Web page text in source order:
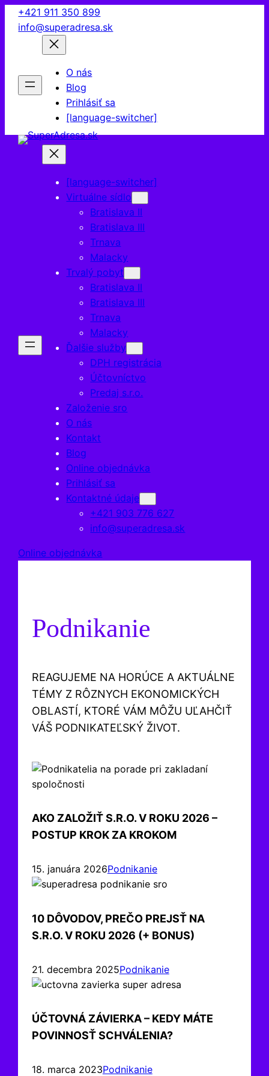
Prejsť
+421 911 350 899
info@superadresa.sk
O nás
Blog
Prihlásiť sa
[language-switcher]
[language-switcher]
Virtuálne sídlo
Bratislava II
Bratislava III
Trnava
Malacky
Trvalý pobyt
Bratislava II
Bratislava III
Trnava
Malacky
Ďalšie služby
DPH registrácia
Účtovníctvo
Predaj s.r.o.
Založenie sro
O nás
Kontakt
Blog
Online objednávka
Prihlásiť sa
Kontaktné údaje
+421 903 776 627
info@superadresa.sk
Online objednávka
Podnikanie
REAGUJEME NA HORÚCE A AKTUÁLNE
TÉMY Z RÔZNYCH EKONOMICKÝCH
OBLASTÍ, KTORÉ VÁM MÔŽU UĽAHČIŤ
VÁŠ PODNIKATEĽSKÝ ŽIVOT.
AKO ZALOŽIŤ S.R.O. V ROKU 2026 –
POSTUP KROK ZA KROKOM
15. januára 2026Podnikanie
10 DÔVODOV, PREČO PREJSŤ NA
S.R.O. V ROKU 2026 (+ BONUS)
21. decembra 2025Podnikanie
ÚČTOVNÁ ZÁVIERKA – KEDY MÁTE
POVINNOSŤ SCHVÁLENIA?
18. marca 2023Podnikanie